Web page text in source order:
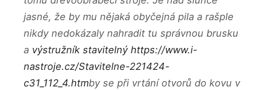
jasné, že by mu nějaká obyčejná pila a rašple
nikdy nedokázaly nahradit tu správnou brusku
a výstružník stavitelný https://www.i-
nastroje.cz/Stavitelne-221424-
c31_112_4.htmby se při vrtání otvorů do kovu v